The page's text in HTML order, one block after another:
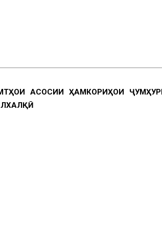
АСОСИИ ҲАМКОРИҲОИ